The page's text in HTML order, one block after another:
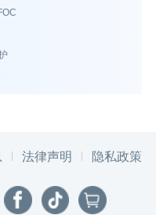
法律声明 隐私政策